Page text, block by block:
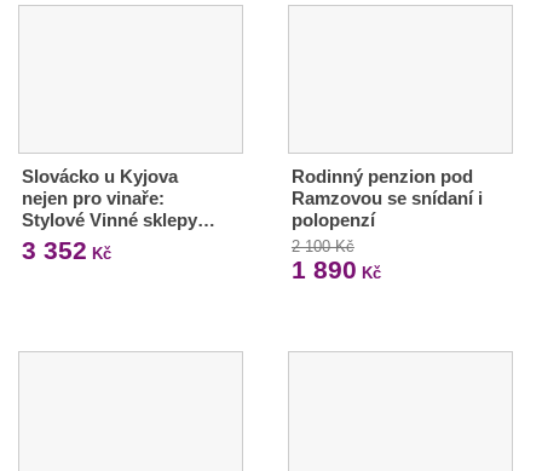
Slovácko u Kyjova
nejen pro vinaře:
Stylové Vinné sklepy…
3 352 Kč
Rodinný penzion pod
Ramzovou se snídaní i
polopenzí
2 100 Kč
1 890 Kč